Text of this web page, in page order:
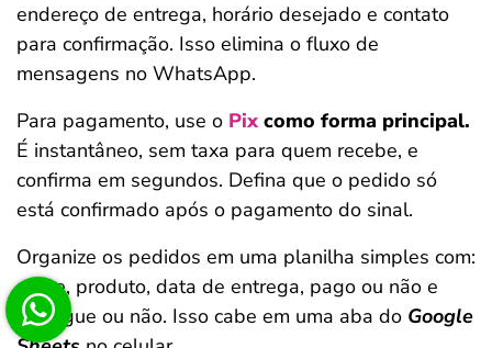
endereço de entrega, horário desejado e contato
para confirmação. Isso elimina o fluxo de
mensagens no WhatsApp.
Para pagamento, use o Pix como forma principal.
É instantâneo, sem taxa para quem recebe, e
confirma em segundos. Defina que o pedido só
está confirmado após o pagamento do sinal.
Organize os pedidos em uma planilha simples com:
nome, produto, data de entrega, pago ou não e
entregue ou não. Isso cabe em uma aba do Google